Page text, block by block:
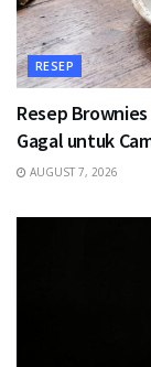
RESEP
Resep
Gagal untuk
AUGUST 7, 2026